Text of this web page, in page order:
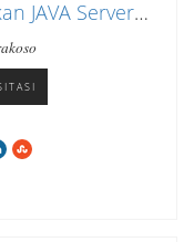
JAVA Server